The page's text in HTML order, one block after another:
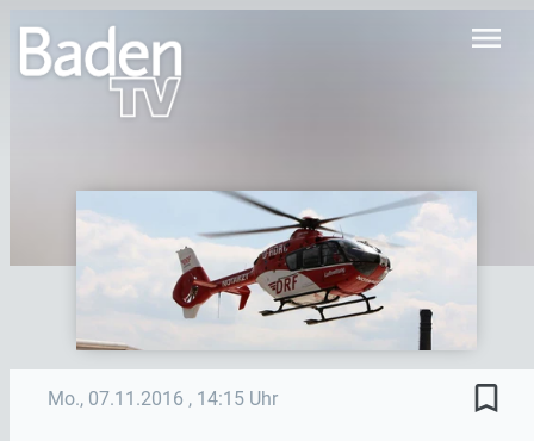
menu
Mo., 07.11.2016 , 14:15 Uhr bookmark_border